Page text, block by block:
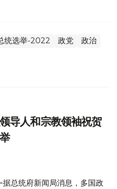
统选举-2022 政党 政治
导人和宗教领袖祝贺
总统府新闻局消息，多国政